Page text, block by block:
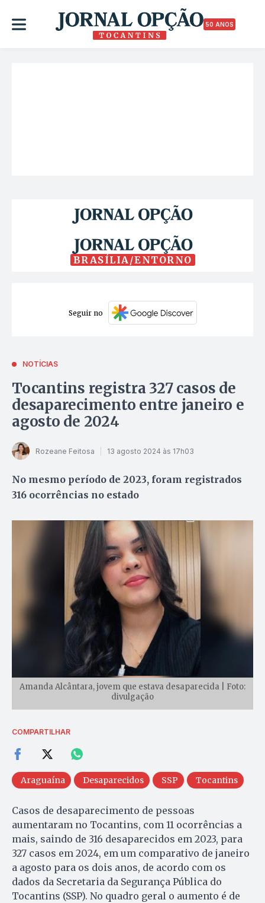
50 ANOS
BRASÍLIA/ENTORNO
Seguir no
NOTÍCIAS
Tocantins registra 327 casos de
desaparecimento entre janeiro e
agosto de 2024
Rozeane Feitosa 13 agosto 2024 às 17h03
No mesmo período de 2023, foram registrados
316 ocorrências no estado
Amanda Alcântara, jovem que estava desaparecida | Foto:
divulgação
COMPARTILHAR
Araguaína Desaparecidos SSP Tocantins
Casos de desaparecimento de pessoas
aumentaram no Tocantins, com 11 ocorrências a
mais, saindo de 316 desaparecidos em 2023, para
327 casos em 2024, em um comparativo de janeiro
a agosto para os dois anos, de acordo com os
dados da Secretaria da Segurança Pública do
Tocantins (SSP). No quadro geral o aumento é de